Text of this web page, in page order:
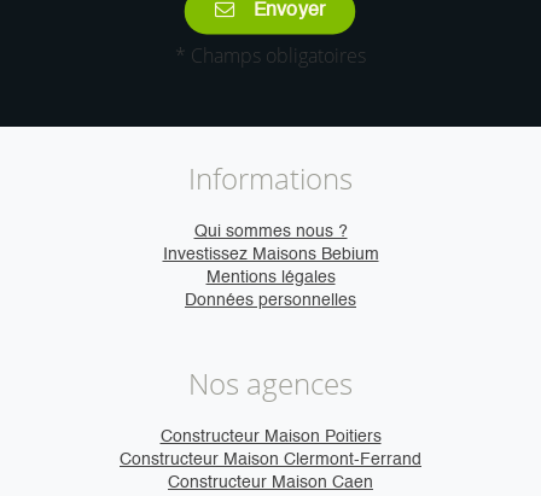
Envoyer
* Champs obligatoires
Informations
Qui sommes nous ?
Investissez Maisons Bebium
Mentions légales
Données personnelles
Nos agences
Constructeur Maison Poitiers
Constructeur Maison Clermont-Ferrand
Constructeur Maison Caen